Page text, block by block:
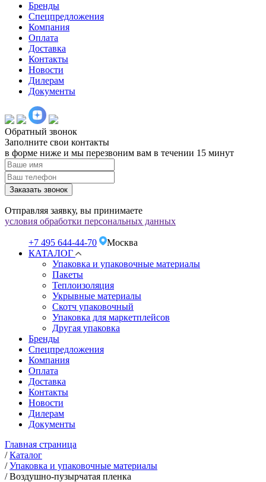
Бренды
Спецпредложения
Компания
Оплата
Доставка
Контакты
Новости
Дилерам
Документы
Обратный звонок
Заполните свои контакты
в форме ниже и мы перезвоним вам в течении 15 минут
Заказать звонок
Отправляя заявку, вы принимаете
условия обработки персональных данных
+7 495 644-44-70
Москва
КАТАЛОГ
Упаковка и упаковочные материалы
Пакеты
Теплоизоляция
Укрывные материалы
Скотч упаковочный
Упаковка для маркетплейсов
Другая упаковка
Бренды
Спецпредложения
Компания
Оплата
Доставка
Контакты
Новости
Дилерам
Документы
Главная страница
/ Каталог
/ Упаковка и упаковочные материалы
/ Воздушно-пузырчатая пленка